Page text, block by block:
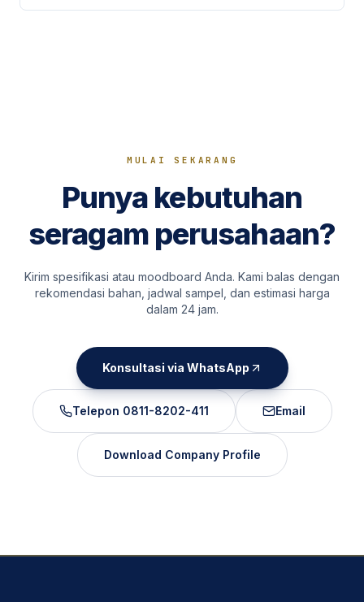
MULAI SEKARANG
Punya kebutuhan
seragam perusahaan?
Kirim spesifikasi atau moodboard Anda. Kami balas dengan
rekomendasi bahan, jadwal sampel, dan estimasi harga
dalam 24 jam.
Konsultasi via WhatsApp
Telepon 0811-8202-411 Email
Download Company Profile